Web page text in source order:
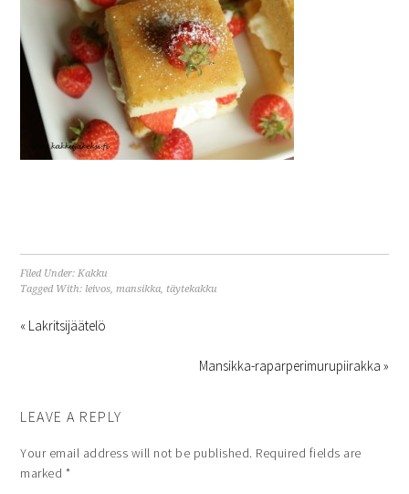
Filed Under:Kakku
Tagged With: leivos,mansikka, täytekakku
« Lakritsijäätelö
Mansikka-raparperimurupiirakka »
LEAVE A REPLY
Your email address will not be published. Required fields are
marked *